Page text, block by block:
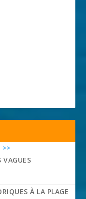
>>
VAGUES
À LA PLAGE